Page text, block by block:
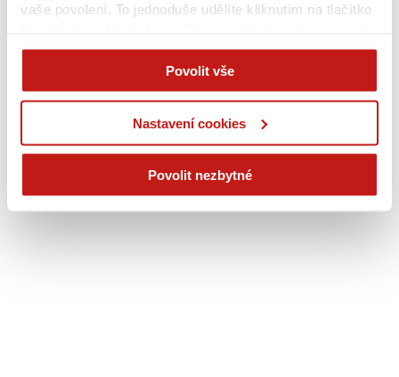
vaše povolení. To jednoduše udělíte kliknutím na tlačítko
Na základě vašeho souhlasu můžeme také při sjednání
na webu bezpečně sbírat vaše jméno, příjmení či email a
poskytovat je reklamním systémům jako Google
(business.safety.google/privacy), Sklik, atp. Tyto cookies
Je pro nás na prvním místě. Vždy dodržujeme přísná
pravidla ochrany osobních údajů.Více informací na této
stránce
Povolit vše
Nastavení cookies
Povolit nezbytné